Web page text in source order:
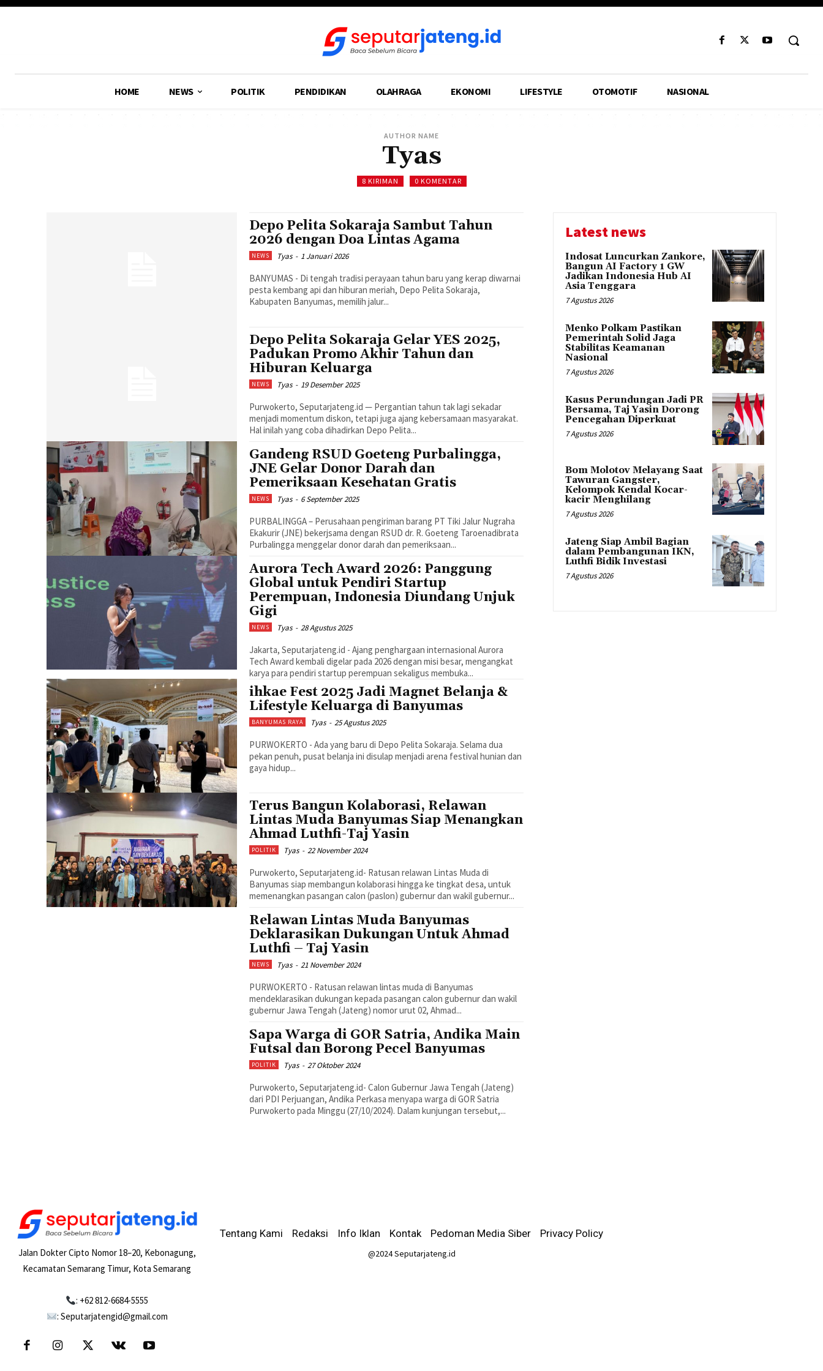
HOME NEWS POLITIK PENDIDIKAN OLAHRAGA EKONOMI LIFESTYLE OTOMOTIF NASIONAL
AUTHOR NAME
Tyas
8 KIRIMAN 0 KOMENTAR
Depo Pelita Sokaraja Sambut Tahun
2026 dengan Doa Lintas Agama
NEWS Tyas - 1 Januari 2026
BANYUMAS - Di tengah tradisi perayaan tahun baru yang kerap diwarnai
pesta kembang api dan hiburan meriah, Depo Pelita Sokaraja,
Kabupaten Banyumas, memilih jalur...
Depo Pelita Sokaraja Gelar YES 2025,
Padukan Promo Akhir Tahun dan
Hiburan Keluarga
NEWS Tyas - 19 Desember 2025
Purwokerto, Seputarjateng.id — Pergantian tahun tak lagi sekadar
menjadi momentum diskon, tetapi juga ajang kebersamaan masyarakat.
Hal inilah yang coba dihadirkan Depo Pelita...
Gandeng RSUD Goeteng Purbalingga,
JNE Gelar Donor Darah dan
Pemeriksaan Kesehatan Gratis
NEWS Tyas - 6 September 2025
PURBALINGGA – Perusahaan pengiriman barang PT Tiki Jalur Nugraha
Ekakurir (JNE) bekerjsama dengan RSUD dr. R. Goeteng Taroenadibrata
Purbalingga menggelar donor darah dan pemeriksaan...
Aurora Tech Award 2026: Panggung
Global untuk Pendiri Startup
Perempuan, Indonesia Diundang Unjuk
Gigi
NEWS Tyas - 28 Agustus 2025
Jakarta, Seputarjateng.id - Ajang penghargaan internasional Aurora
Tech Award kembali digelar pada 2026 dengan misi besar, mengangkat
karya para pendiri startup perempuan sekaligus membuka...
ihkae Fest 2025 Jadi Magnet Belanja &
Lifestyle Keluarga di Banyumas
BANYUMAS RAYA Tyas - 25 Agustus 2025
PURWOKERTO - Ada yang baru di Depo Pelita Sokaraja. Selama dua
pekan penuh, pusat belanja ini disulap menjadi arena festival hunian dan
gaya hidup...
Terus Bangun Kolaborasi, Relawan
Lintas Muda Banyumas Siap Menangkan
Ahmad Luthfi-Taj Yasin
POLITIK Tyas - 22 November 2024
Purwokerto, Seputarjateng.id- Ratusan relawan Lintas Muda di
Banyumas siap membangun kolaborasi hingga ke tingkat desa, untuk
memenangkan pasangan calon (paslon) gubernur dan wakil gubernur...
Relawan Lintas Muda Banyumas
Deklarasikan Dukungan Untuk Ahmad
Luthfi – Taj Yasin
NEWS Tyas - 21 November 2024
PURWOKERTO - Ratusan relawan lintas muda di Banyumas
mendeklarasikan dukungan kepada pasangan calon gubernur dan wakil
gubernur Jawa Tengah (Jateng) nomor urut 02, Ahmad...
Sapa Warga di GOR Satria, Andika Main
Futsal dan Borong Pecel Banyumas
POLITIK Tyas - 27 Oktober 2024
Purwokerto, Seputarjateng.id- Calon Gubernur Jawa Tengah (Jateng)
dari PDI Perjuangan, Andika Perkasa menyapa warga di GOR Satria
Purwokerto pada Minggu (27/10/2024). Dalam kunjungan tersebut,...
Latest news
Indosat Luncurkan Zankore,
Bangun AI Factory 1 GW
Jadikan Indonesia Hub AI
Asia Tenggara
7 Agustus 2026
Menko Polkam Pastikan
Pemerintah Solid Jaga
Stabilitas Keamanan
Nasional
7 Agustus 2026
Kasus Perundungan Jadi PR
Bersama, Taj Yasin Dorong
Pencegahan Diperkuat
7 Agustus 2026
Bom Molotov Melayang Saat
Tawuran Gangster,
Kelompok Kendal Kocar-
kacir Menghilang
7 Agustus 2026
Jateng Siap Ambil Bagian
dalam Pembangunan IKN,
Luthfi Bidik Investasi
7 Agustus 2026
Jalan Dokter Cipto Nomor 18–20, Kebonagung,
Kecamatan Semarang Timur, Kota Semarang
: +62 812-6684-5555
: Seputarjatengid@gmail.com
Tentang Kami Redaksi Info Iklan Kontak Pedoman Media Siber Privacy Policy
@2024 Seputarjateng.id